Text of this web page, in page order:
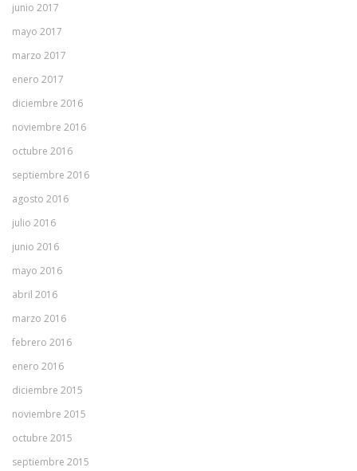
junio 2017
mayo 2017
marzo 2017
enero 2017
diciembre 2016
noviembre 2016
octubre 2016
septiembre 2016
agosto 2016
julio 2016
junio 2016
mayo 2016
abril 2016
marzo 2016
febrero 2016
enero 2016
diciembre 2015
noviembre 2015
octubre 2015
septiembre 2015